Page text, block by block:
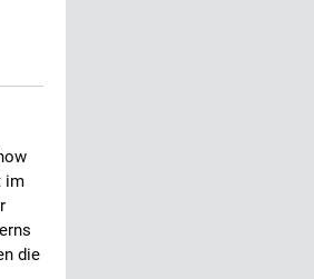
im
die